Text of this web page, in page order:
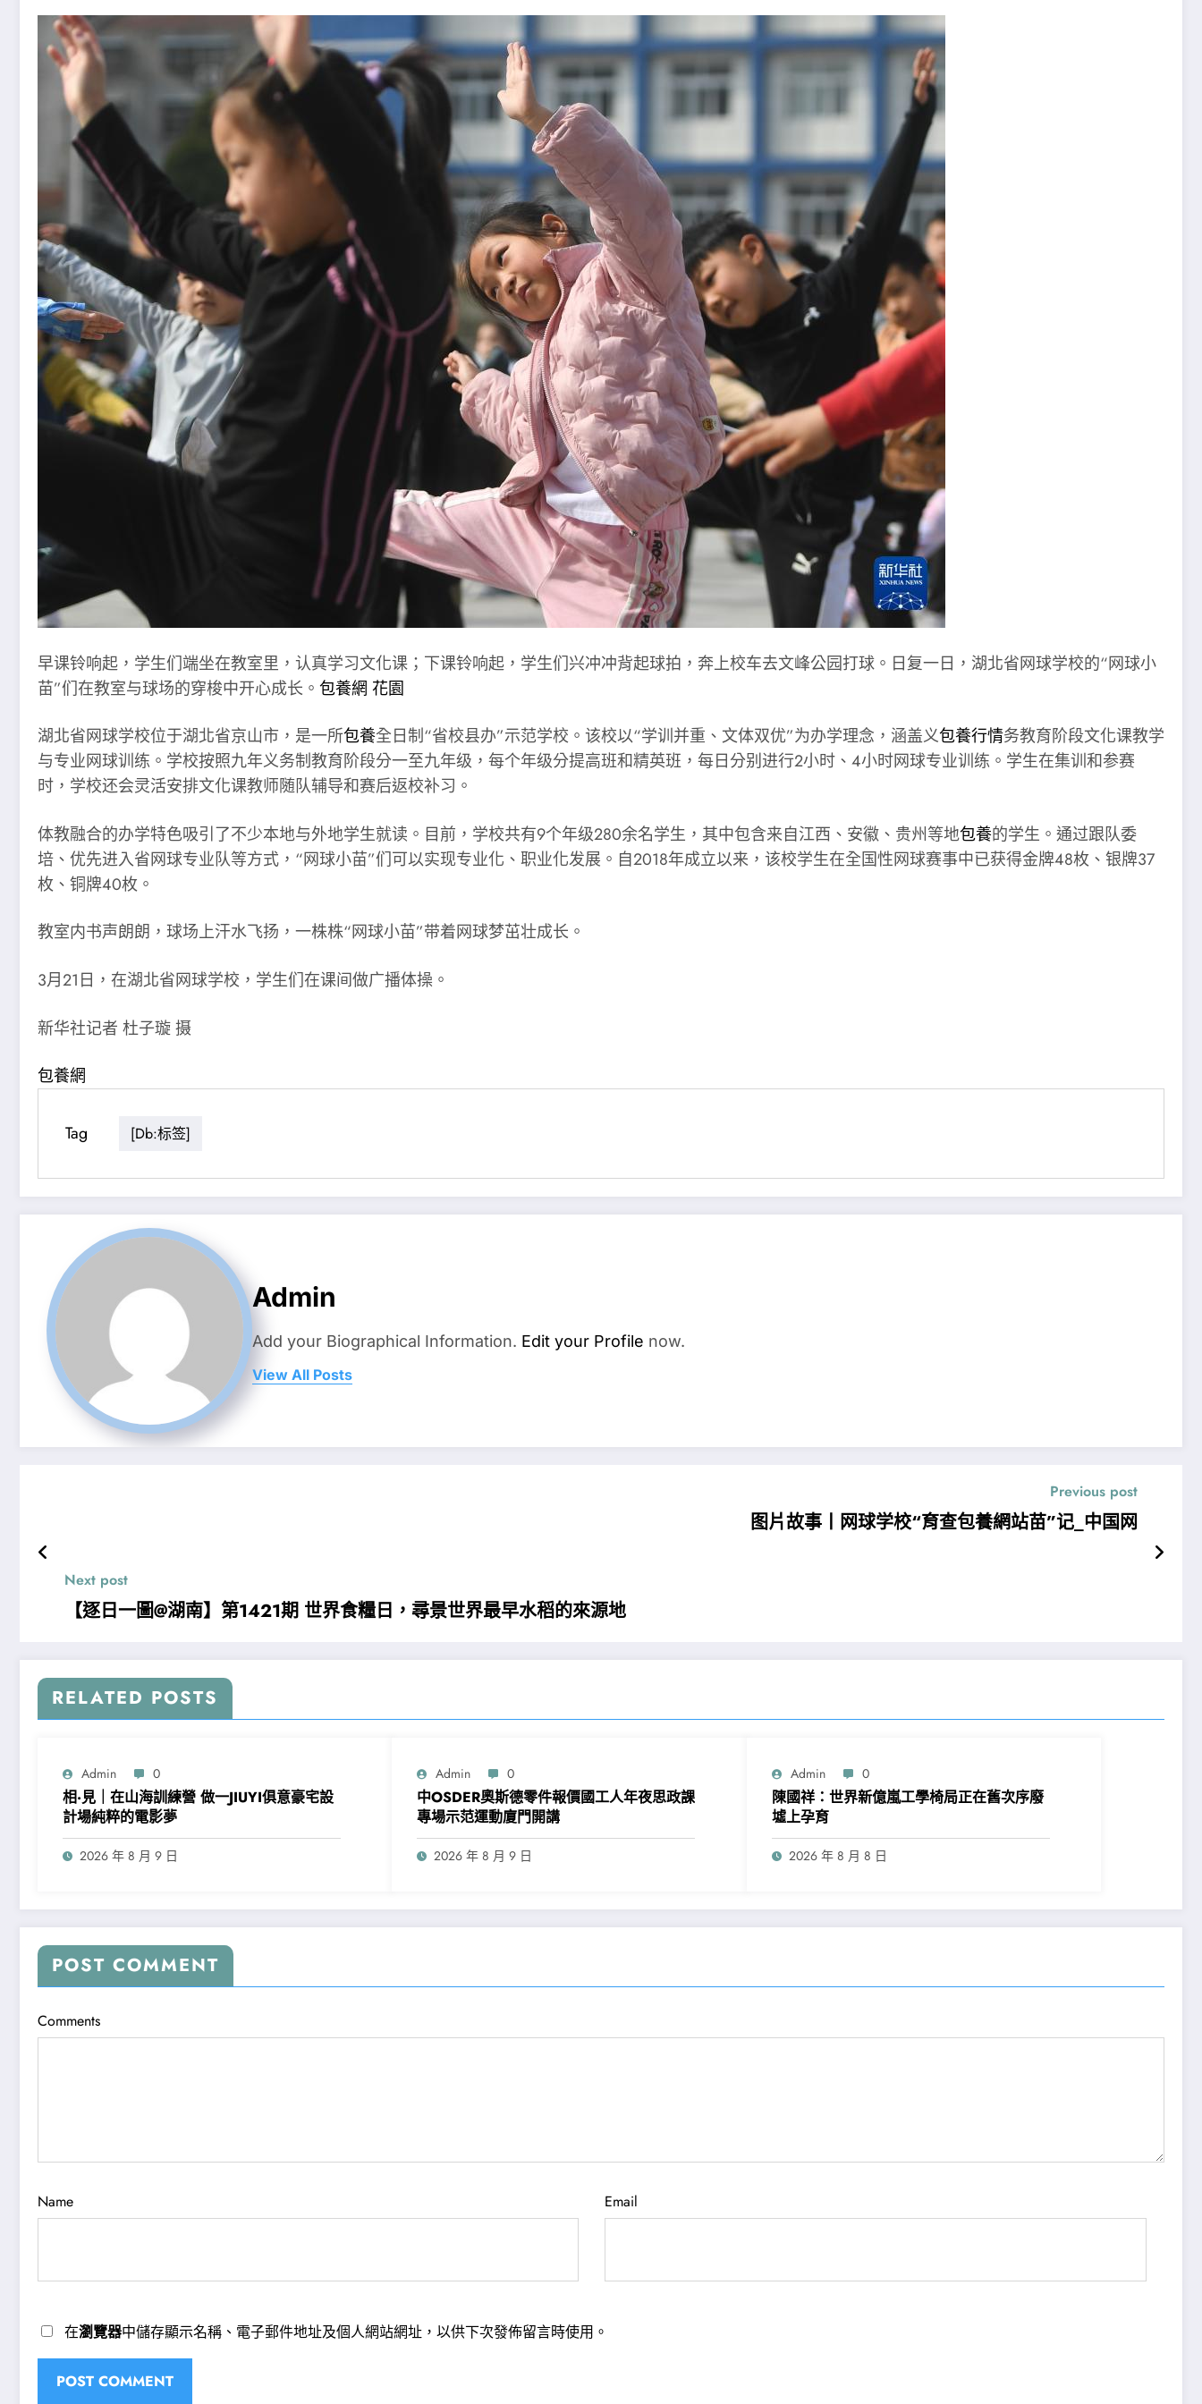
早课铃响起，学生们端坐在教室里，认真学习文化课；下课铃响起，学生们兴冲冲背起球拍，奔上校车去文峰公园打球。日复一日，湖北省网球学校的“网球小
苗”们在教室与球场的穿梭中开心成长。 包養網 花園
湖北省网球学校位于湖北省京山市，是一所包養全日制“省校县办”示范学校。该校以“学训并重、文体双优”为办学理念，涵盖义包養行情务教育阶段文化课教学
与专业网球训练。学校按照九年义务制教育阶段分一至九年级，每个年级分提高班和精英班，每日分别进行2小时、4小时网球专业训练。学生在集训和参赛
时，学校还会灵活安排文化课教师随队辅导和赛后返校补习。
体教融合的办学特色吸引了不少本地与外地学生就读。目前，学校共有9个年级280余名学生，其中包含来自江西、安徽、贵州等地包養的学生。通过跟队委
培、优先进入省网球专业队等方式，“网球小苗”们可以实现专业化、职业化发展。自2018年成立以来，该校学生在全国性网球赛事中已获得金牌48枚、银牌37
枚、铜牌40枚。
教室内书声朗朗，球场上汗水飞扬，一株株“网球小苗”带着网球梦茁壮成长。
3月21日，在湖北省网球学校，学生们在课间做广播体操。
新华社记者 杜子璇 摄
包養網
Tag [db:标签]
Admin
Add your Biographical Information. Edit your Profile now.
View All Posts
Previous post
图片故事丨网球学校“育查包養網站苗”记_中国网
Next post
【逐日一圖@湖南】第1421期 世界食糧日，尋景世界最早水稻的來源地
RELATED POSTS
Admin 0
相·見｜在山海訓練營 做一JIUYI俱意豪宅設
計場純粹的電影夢
2026 年 8 月 9 日
Admin 0
中OSDER奧斯德零件報價國工人年夜思政課
專場示范運動廈門開講
2026 年 8 月 9 日
Admin 0
陳國祥：世界新億嵐工學椅局正在舊次序廢
墟上孕育
2026 年 8 月 8 日
POST COMMENT
Comments
Name Email
在瀏覽器中儲存顯示名稱、電子郵件地址及個人網站網址，以供下次發佈留言時使用。